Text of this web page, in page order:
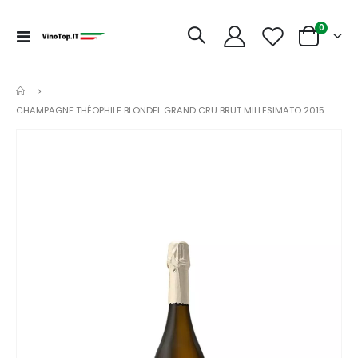
Toggle
Cart
0articoli
CHAMPAGNE THÉOPHILE BLONDEL GRAND CRU BRUT MILLESIMATO 2015